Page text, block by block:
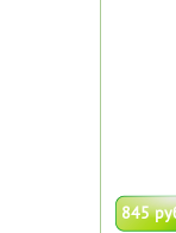
845